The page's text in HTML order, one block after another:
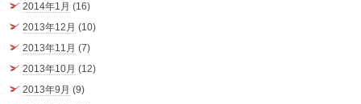
2014年1月 (16)
2013年12月 (10)
2013年11月 (7)
2013年10月 (12)
2013年9月 (9)